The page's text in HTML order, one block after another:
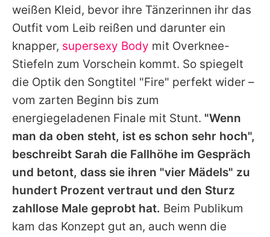
weißen Kleid, bevor ihre Tänzerinnen ihr das
Outfit vom Leib reißen und darunter ein
knapper, supersexy Body mit Overknee-
Stiefeln zum Vorschein kommt. So spiegelt
die Optik den Songtitel "Fire" perfekt wider –
vom zarten Beginn bis zum
energiegeladenen Finale mit Stunt. "Wenn
man da oben steht, ist es schon sehr hoch",
beschreibt Sarah die Fallhöhe im Gespräch
und betont, dass sie ihren "vier Mädels" zu
hundert Prozent vertraut und den Sturz
zahllose Male geprobt hat. Beim Publikum
kam das Konzept gut an, auch wenn die